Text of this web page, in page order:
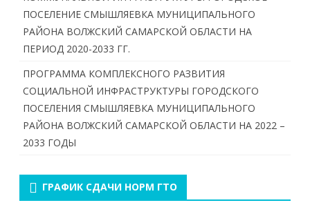
ПОСЕЛЕНИЕ СМЫШЛЯЕВКА МУНИЦИПАЛЬНОГО
РАЙОНА ВОЛЖСКИЙ САМАРСКОЙ ОБЛАСТИ НА
ПЕРИОД 2020-2033 ГГ.
ПРОГРАММА КОМПЛЕКСНОГО РАЗВИТИЯ
СОЦИАЛЬНОЙ ИНФРАСТРУКТУРЫ ГОРОДСКОГО
ПОСЕЛЕНИЯ СМЫШЛЯЕВКА МУНИЦИПАЛЬНОГО
РАЙОНА ВОЛЖСКИЙ САМАРСКОЙ ОБЛАСТИ НА 2022 –
2033 ГОДЫ
ГРАФИК СДАЧИ НОРМ ГТО